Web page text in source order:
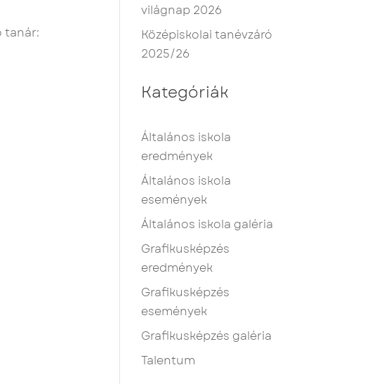
tanár:
világnap 2026
Középiskolai tanévzáró
2025/26
Kategóriák
Általános iskola
eredmények
Általános iskola
események
Általános iskola galéria
Grafikusképzés
eredmények
Grafikusképzés
események
Grafikusképzés galéria
Talentum